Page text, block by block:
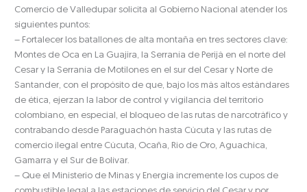
Comercio de Valledupar solicita al Gobierno Nacional atender los
siguientes puntos:
– Fortalecer los batallones de alta montaña en tres sectores clave:
Montes de Oca en La Guajira, la Serranía de Perijá en el norte del
Cesar y la Serranía de Motilones en el sur del Cesar y Norte de
Santander, con el propósito de que, bajo los más altos estándares
de ética, ejerzan la labor de control y vigilancia del territorio
colombiano, en especial, el bloqueo de las rutas de narcotráfico y
contrabando desde Paraguachón hasta Cúcuta y las rutas de
comercio ilegal entre Cúcuta, Ocaña, Rio de Oro, Aguachica,
Gamarra y el Sur de Bolívar.
– Que el Ministerio de Minas y Energía incremente los cupos de